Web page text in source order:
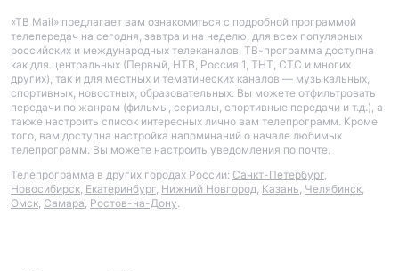
«ТВ Mail» предлагает вам ознакомиться с подробной программой
телепередач на сегодня, завтра и на неделю, для всех популярных
российских и международных телеканалов. ТВ-программа доступна
как для центральных (Первый, НТВ, Россия 1, ТНТ, СТС и многих
других), так и для местных и тематических каналов — музыкальных,
спортивных, новостных, образовательных. Вы можете отфильтровать
передачи по жанрам (фильмы, сериалы, спортивные передачи и т.д.), а
также настроить список интересных лично вам телепрограмм. Кроме
того, вам доступна настройка напоминаний о начале любимых
телепрограмм. Вы можете настроить уведомления по почте.
Телепрограмма в других городах России: Санкт-Петербург,
Новосибирск, Екатеринбург, Нижний Новгород, Казань, Челябинск,
Омск, Самара, Ростов-на-Дону.